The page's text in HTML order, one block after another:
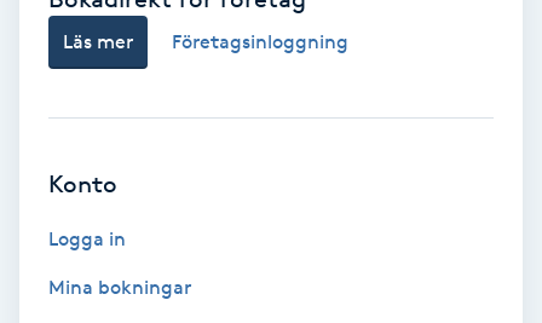
IPL hårborttagning
Läs mer Företagsinloggning
Konto
Logga in
Mina bokningar